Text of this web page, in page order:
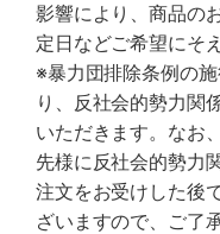
影響により、商品の
定日などご希望にそ
※暴力団排除条例の
り、反社会的勢力関
いただきます。なお
先様に反社会的勢力
注文をお受けした後
ざいますので、ご了